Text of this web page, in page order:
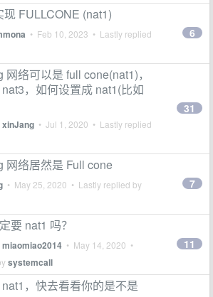
现 FULLCONE (nat1)
• Feb 10, 2023 • Lastly replied
6
网络可以是 full cone(nat1)，
，如何设置成 nat1(比如
xinJang • Jul 1, 2020 • Lastly replied
31
网络居然是 Full cone
• May 25, 2020 • Lastly replied by 7
要 nat1 吗？
miaomiao2014 • May 14, 2020 •
systemcall
11
，快去看看你的是不是